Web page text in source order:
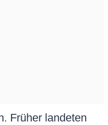
Früher landeten